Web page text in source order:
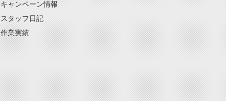
キャンペーン情報
スタッフ日記
作業実績